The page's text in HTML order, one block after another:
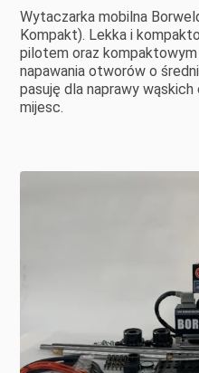
Wytaczarka mobilna
Kompakt). Lekka i
pilotem oraz
napawania otworów o
pasuję dla naprawy
mijesc.